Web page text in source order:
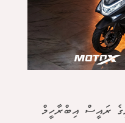
ރައީސް އިބްރާހީމް